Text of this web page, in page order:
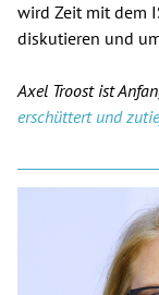
wird Zeit mit dem
diskutieren und
Axel Troost ist
erschüttert und